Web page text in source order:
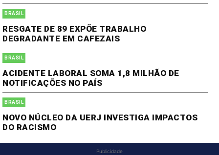
BRASIL
RESGATE DE 89 EXPÕE TRABALHO
DEGRADANTE EM CAFEZAIS
BRASIL
ACIDENTE LABORAL SOMA 1,8 MILHÃO DE
NOTIFICAÇÕES NO PAÍS
BRASIL
NOVO NÚCLEO DA UERJ INVESTIGA IMPACTOS
DO RACISMO
Publicidade